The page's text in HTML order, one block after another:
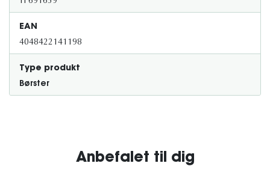
EAN
4048422141198
Type produkt
Børster
Anbefalet til dig